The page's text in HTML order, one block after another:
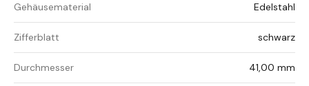
Gehäusematerial Edelstahl
Zifferblatt schwarz
Durchmesser 41,00 mm